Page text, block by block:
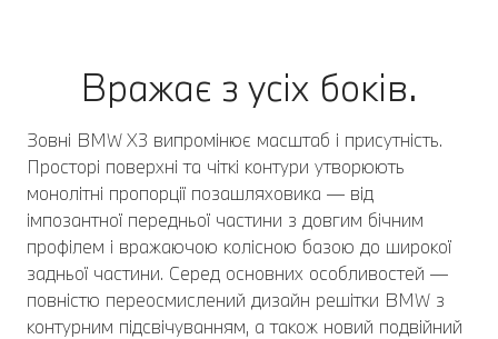
Вражає з усіх боків.
Зовні BMW X3 випромінює масштаб і присутність.
Просторі поверхні та чіткі контури утворюють
монолітні пропорції позашляховика — від
імпозантної передньої частини з довгим бічним
профілем і вражаючою колісною базою до широкої
задньої частини. Серед основних особливостей —
повністю переосмислений дизайн решітки BMW з
контурним підсвічуванням, а також новий подвійний